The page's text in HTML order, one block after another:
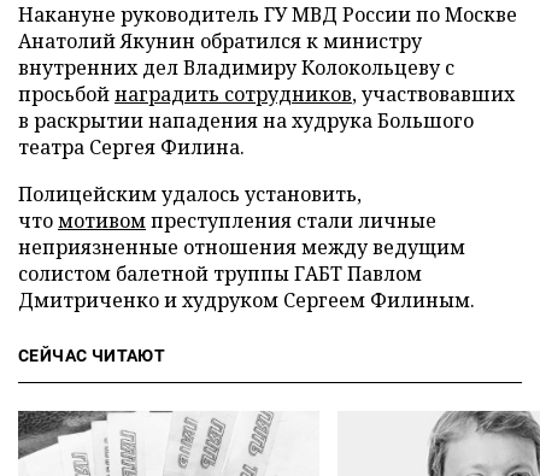
Накануне руководитель ГУ МВД России по Москве
Анатолий Якунин обратился к министру
внутренних дел Владимиру Колокольцеву с
просьбойнаградить сотрудников, участвовавших
в раскрытии нападения на худрука Большого
театра Сергея Филина.
Полицейским удалось установить,
чтомотивомпреступления стали личные
неприязненные отношения между ведущим
солистом балетной труппы ГАБТ Павлом
Дмитриченко и худруком Сергеем Филиным.
СЕЙЧАС ЧИТАЮТ